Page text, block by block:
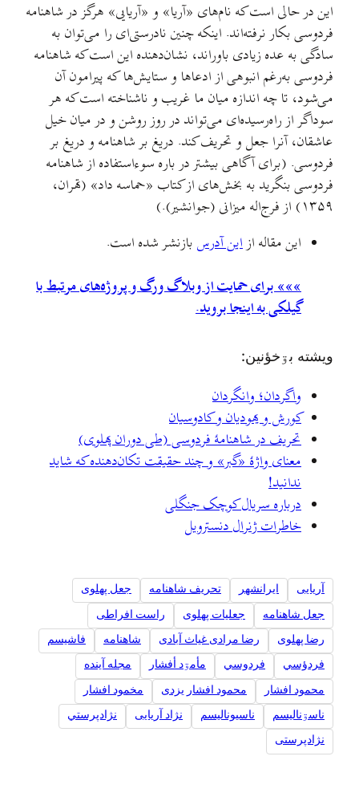
این در حالی است که نام‌های «آریا» و «آریایی» هرگز در شاهنامه
فردوسی بکار نرفته‌اند. اینکه چنین نادرستی‌ای را می‌توان به
سادگی به عده زیادی باوراند، نشان‌دهنده این است که شاهنامه
فردوسی به‌رغم انبوهی از ادعاها و ستایش‌ها که پیرامون آن
می‌شود، تا چه اندازه میان ما غریب و ناشناخته است که هر
سوداگر از راه‌رسیده‌ای می‌تواند در روز روشن و در میان خیل
عاشقان، آنرا جعل و تحریف کند. دریغ بر شاهنامه و دریغ بر
فردوسی. (برای آگاهی بیشتر در باره سوءاستفاده از شاهنامه
فردوسی بنگرید به بخش‌های از کتاب «حماسه داد» (تهران،
۱۳۵۹) از فرج‌اله میزانی (جوانشیر).)
این مقاله از این آدرس بازنشر شده است.
»»» برای حمایت از وبلاگ ورگ و پروژه‌های مرتبط با
گیلکی به اینجا بروید.
ويشته بۊخؤنين:
واگردان؛ وانگردان
کورش و یهودیان و کادوسیان
تحریف در شاهنامهٔ فردوسی (طی دوران پهلوی)
معنای واژهٔ «گبر» و چند حقیقت تکان‌دهنده که شاید
ندانید!
درباره سریال کوچک جنگلی
خاطرات ژنرال دنسترویل
آریایی ايرانشهر تحریف شاهنامه جعل پهلوی
جعل شاهنامه جعلیات پهلوی راست افراطی
رضا پهلوی رضا مرادی غیاث آبادی شاهنامه فاشیسم
فردؤسي فردوسي مأمۊد أفشار مجله آینده
محمود افشار محمود افشار یزدی مخمود افشار
ناسۊناليسم ناسیونالیسم نژاد آریایی نژادپرستي
نژادپرستی